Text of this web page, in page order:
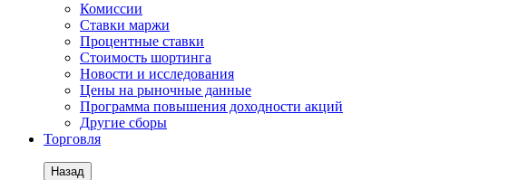
Комиссии
Ставки маржи
Процентные ставки
Стоимость шортинга
Новости и исследования
Цены на рыночные данные
Программа повышения доходности акций
Другие сборы
Торговля
Назад